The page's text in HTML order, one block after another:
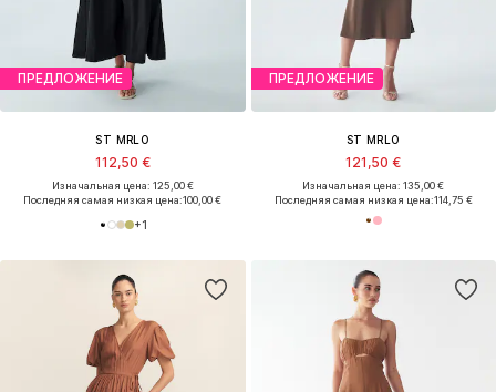
ПРЕДЛОЖЕНИЕ
ST MRLO
112,50 €
Изначальная цена: 125,00 €
Последняя самая низкая цена:100,00 €
+1
ПРЕДЛОЖЕНИЕ
ST MRLO
121,50 €
Изначальная цена: 135,00 €
Последняя самая низкая цена:114,75 €